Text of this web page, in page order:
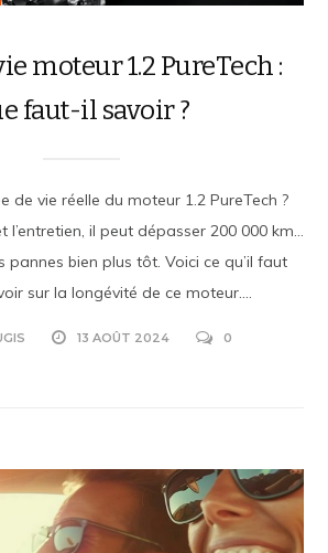
moteur 1.2 PureTech :
faut-il savoir ?
de vie réelle du moteur 1.2 PureTech ?
l’entretien, il peut dépasser 200 000 km…
pannes bien plus tôt. Voici ce qu’il faut
sur la longévité de ce moteur....
13 AOÛT 2024 0